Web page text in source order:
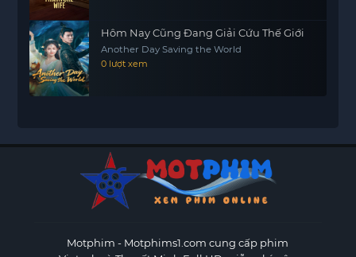
Hôm Nay Cũng Đang Giải Cứu Thế Giới
Another Day Saving the World
0 lượt xem
Motphim - Motphims1.com cung cấp phim